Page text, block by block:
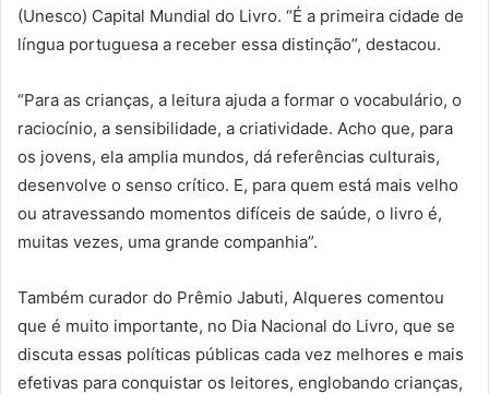
(Unesco) Capital Mundial do Livro. “É a primeira cidade de
língua portuguesa a receber essa distinção”, destacou.
“Para as crianças, a leitura ajuda a formar o vocabulário, o
raciocínio, a sensibilidade, a criatividade. Acho que, para
os jovens, ela amplia mundos, dá referências culturais,
desenvolve o senso crítico. E, para quem está mais velho
ou atravessando momentos difíceis de saúde, o livro é,
muitas vezes, uma grande companhia”.
Também curador do Prêmio Jabuti, Alqueres comentou
que é muito importante, no Dia Nacional do Livro, que se
discuta essas políticas públicas cada vez melhores e mais
efetivas para conquistar os leitores, englobando crianças,